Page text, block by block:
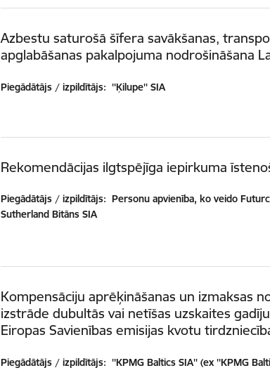
Azbestu saturošā šīfera savākšanas,
apglabāšanas pakalpojuma nodrošināšana
Piegādātājs / izpildītājs: ''Ķilupe'' SIA
Rekomendācijas ilgtspējīga iepirkuma
Piegādātājs / izpildītājs: Personu apvienība, ko veido
Sutherland Bitāns SIA
Kompensāciju aprēķināšanas un izmaksas
izstrāde dubultās vai netīšas uzskaites
Eiropas Savienības emisijas kvotu
Piegādātājs / izpildītājs: ''KPMG Baltics SIA'' (ex ''KPMG